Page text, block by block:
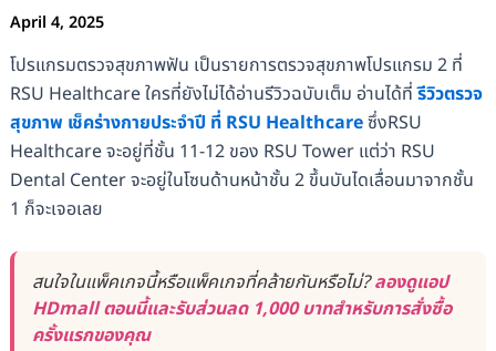
April 4, 2025
โปรแกรมตรวจสุขภาพฟัน เป็นรายการตรวจสุขภาพโปรแกรม 2 ที่
RSU Healthcare ใครที่ยังไม่ได้อ่านรีวิวฉบับเต็ม อ่านได้ที่รีวิวตรวจ
สุขภาพ เช็คร่างกายประจำปี ที่ RSU Healthcareซึ่งRSU
Healthcare จะอยู่ที่ชั้น 11-12 ของ RSU Tower แต่ว่า RSU
Dental Center จะอยู่ในโซนด้านหน้าชั้น 2 ขึ้นบันไดเลื่อนมาจากชั้น
1 ก็จะเจอเลย
สนใจในแพ็คเกจนี้หรือแพ็คเกจที่คล้ายกันหรือไม่?ลองดูแอป
HDmall ตอนนี้และรับส่วนลด 1,000 บาทสำหรับการสั่งซื้อ
ครั้งแรกของคุณ